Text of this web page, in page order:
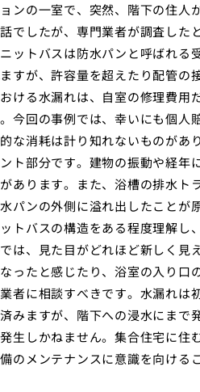
ンの一室で、突然、階下の住
でしたが、専門業者が調査した
ットバスは防水パンと呼ばれ
すが、許容量を超えたり配管の
ける水漏れは、自室の修理費
今回の事例では、幸いにも個
な消耗は計り知れないものがあ
ト部分です。建物の振動や経年
あります。また、浴槽の排水
パンの外側に溢れ出したことが
トバスの構造をある程度理解
は、見た目がどれほど新しく
ったと感じたり、浴室の入り
者に相談すべきです。水漏れは
みますが、階下への浸水にま
生しかねません。集合住宅に
のメンテナンスに意識を向け